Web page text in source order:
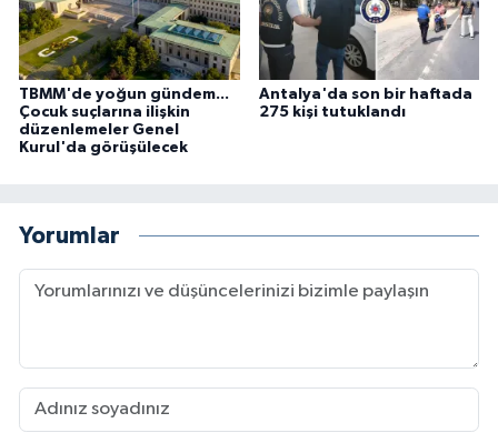
TBMM'de yoğun gündem...
Çocuk suçlarına ilişkin
düzenlemeler Genel
Kurul'da görüşülecek
Antalya'da son bir haftada
275 kişi tutuklandı
Yorumlar